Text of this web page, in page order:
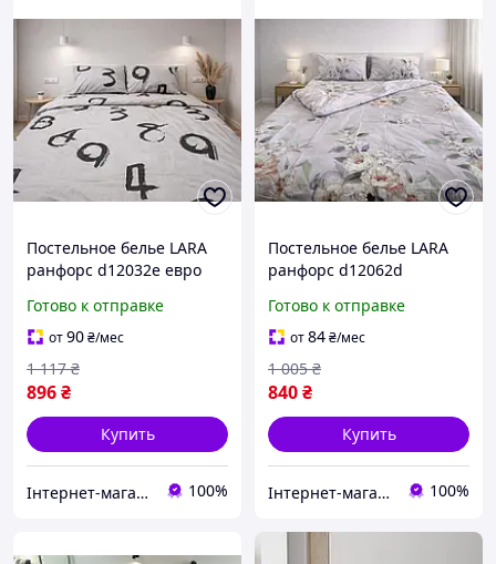
Постельное белье LARA
ранфорс d12032e евро
Готово к отправке
от90₴/мес
896₴
1 117 ₴
Купить
Інтернет-магазин "Домашній" 100%
Постельное белье LARA
ранфорс d12062d
Готово к отправке
от84₴/мес
840₴
1 005 ₴
Купить
Інтернет-магазин "Домашній" 100%